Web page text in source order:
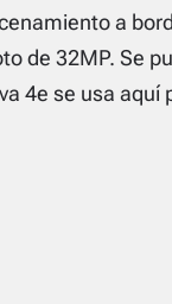
a
de 32MP. Se
4e se usa